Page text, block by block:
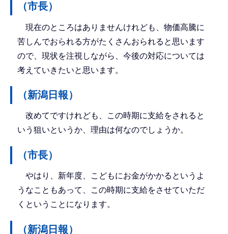
（市長）
現在のところはありませんけれども、物価高騰に
苦しんでおられる方がたくさんおられると思います
ので、現状を注視しながら、今後の対応については
考えていきたいと思います。
（新潟日報）
改めてですけれども、この時期に支給をされると
いう狙いというか、理由は何なのでしょうか。
（市長）
やはり、新年度、こどもにお金がかかるというよ
うなこともあって、この時期に支給をさせていただ
くということになります。
（新潟日報）